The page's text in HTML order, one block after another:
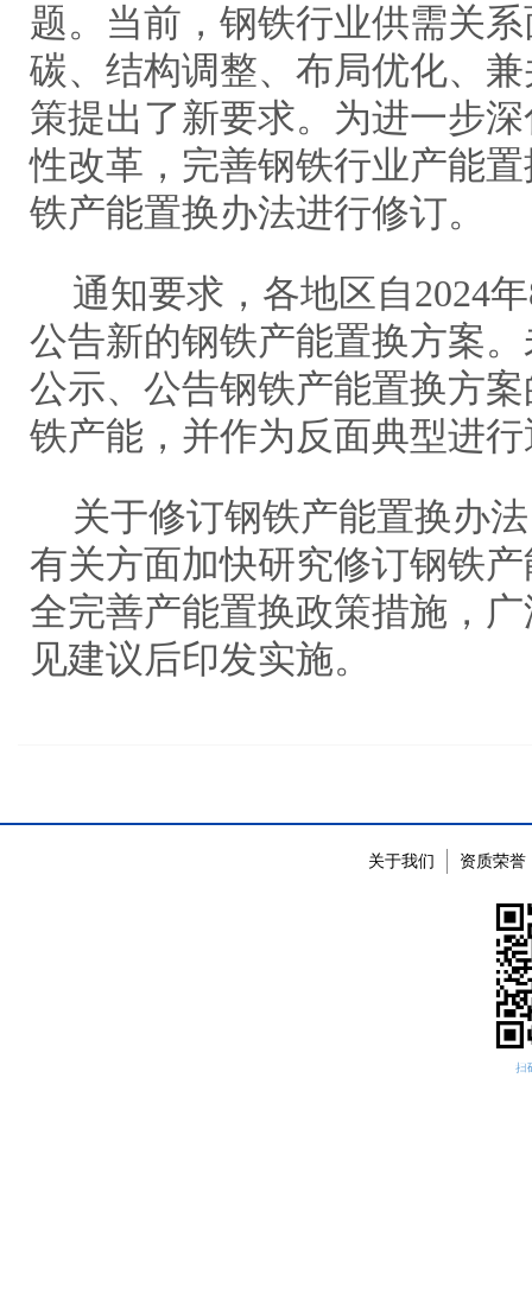
题。当前，钢铁行业供需关
碳、结构调整、布局优化、
策提出了新要求。为进一步
性改革，完善钢铁行业产能
铁产能置换办法进行修订。
通知要求，各地区自2024
公告新的钢铁产能置换方案
公示、公告钢铁产能置换方
铁产能，并作为反面典型进
关于修订钢铁产能置换办
有关方面加快研究修订钢铁
全完善产能置换政策措施，
见建议后印发实施。
关于我们 资质荣誉